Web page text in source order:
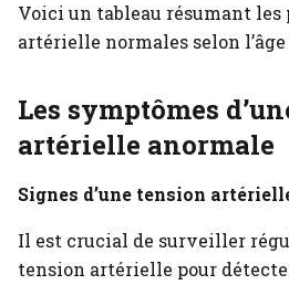
Voici un tableau résumant les
artérielle normales selon l’âge
Les symptômes
artérielle anormale
Signes d’une tension
Il est crucial de surveiller
tension artérielle pour